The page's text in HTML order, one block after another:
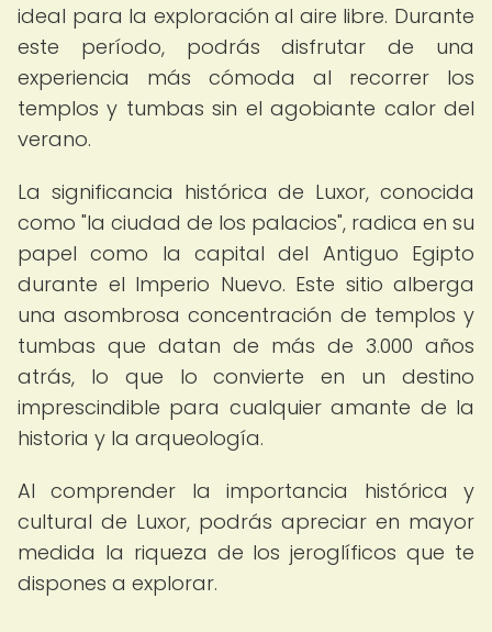
ideal para la exploración al aire libre. Durante
este período, podrás disfrutar de una
experiencia más cómoda al recorrer los
templos y tumbas sin el agobiante calor del
verano.
La significancia histórica de Luxor, conocida
como "la ciudad de los palacios", radica en su
papel como la capital del Antiguo Egipto
durante el Imperio Nuevo. Este sitio alberga
una asombrosa concentración de templos y
tumbas que datan de más de 3.000 años
atrás, lo que lo convierte en un destino
imprescindible para cualquier amante de la
historia y la arqueología.
Al comprender la importancia histórica y
cultural de Luxor, podrás apreciar en mayor
medida la riqueza de los jeroglíficos que te
dispones a explorar.